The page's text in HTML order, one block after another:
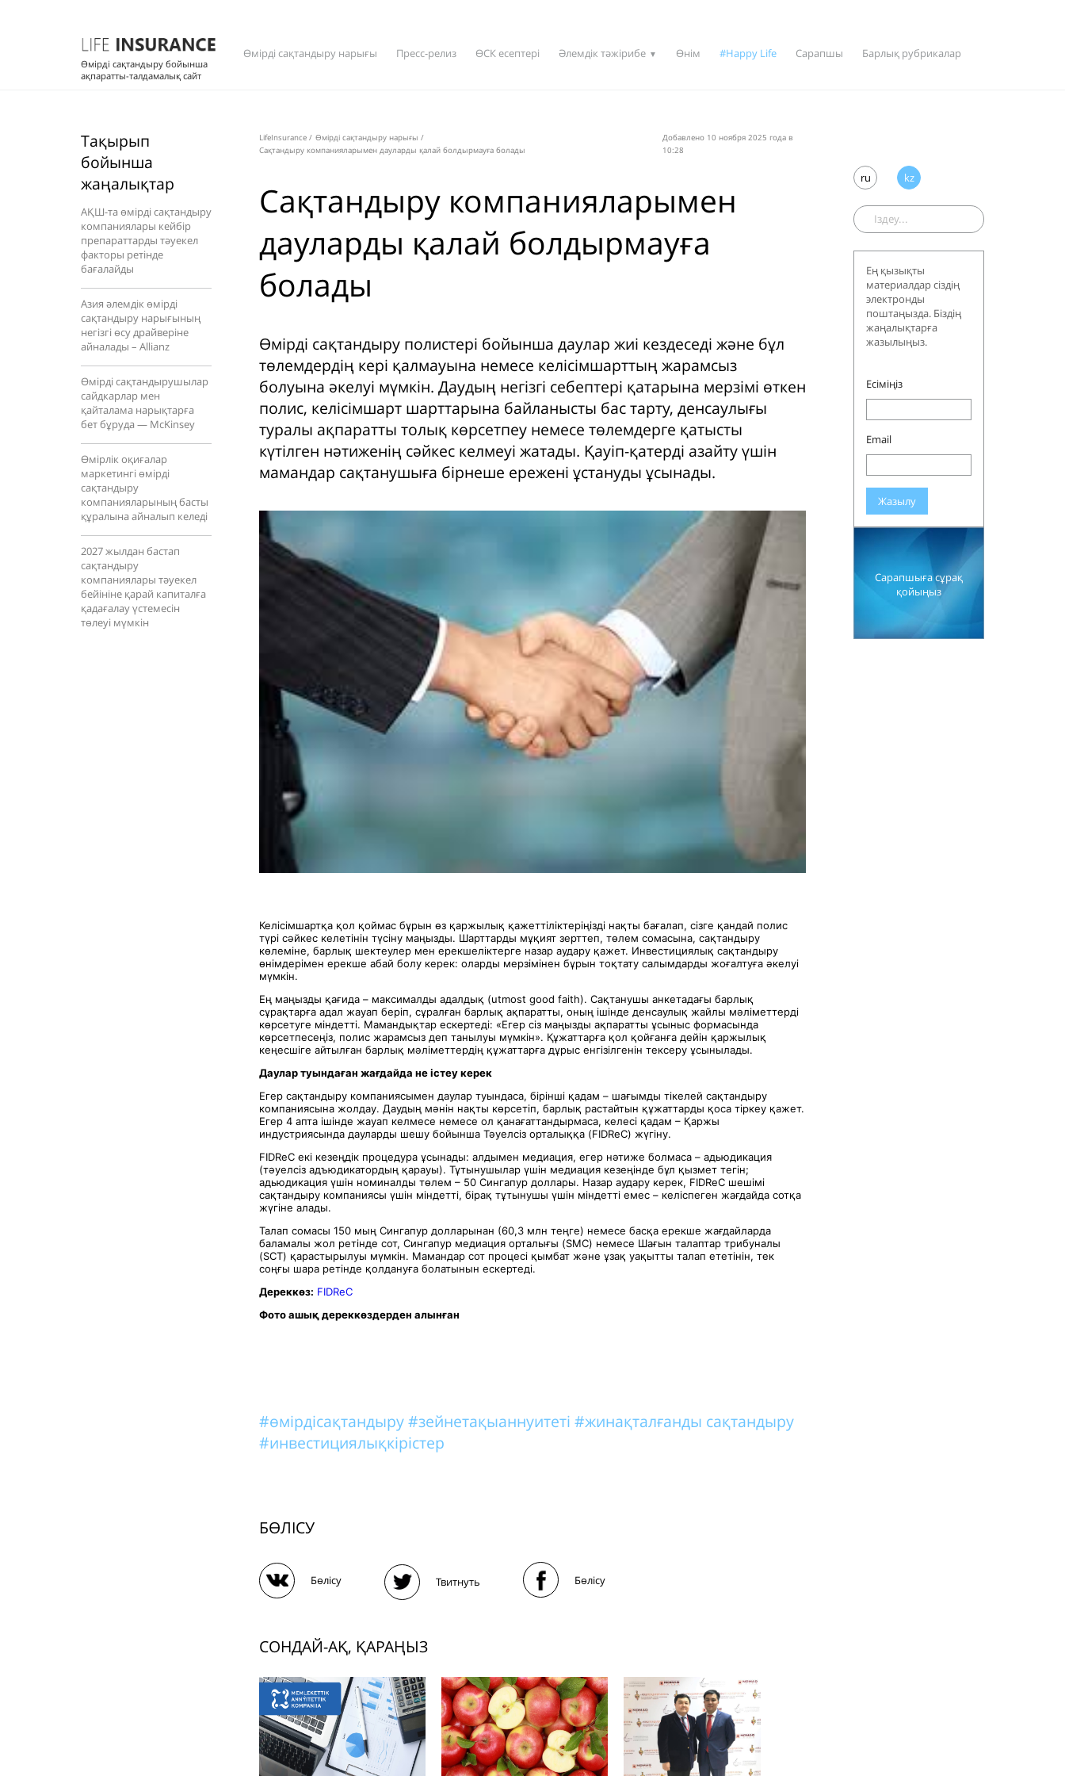
Өмірді сақтандыру бойынша
ақпаратты-талдамалық сайт
Өмірді сақтандыру нарығы Пресс-релиз ӨСК есептері Әлемдік тәжірибе ▼ Өнім #Happy Life Сарапшы Барлық рубрикалар
Тақырып
бойынша
жаңалықтар
АҚШ-та өмірді сақтандыру
компаниялары кейбір
препараттарды тәуекел
факторы ретінде
бағалайды
Азия әлемдік өмірді
сақтандыру нарығының
негізгі өсу драйверіне
айналады – Allianz
Өмірді сақтандырушылар
сайдкарлар мен
қайталама нарықтарға
бет бұруда — McKinsey
Өмірлік оқиғалар
маркетингі өмірді
сақтандыру
компанияларының басты
құралына айналып келеді
2027 жылдан бастап
сақтандыру
компаниялары тәуекел
бейініне қарай капиталға
қадағалау үстемесін
төлеуі мүмкін
LifeInsurance / Өмірді сақтандыру нарығы /
Сақтандыру компанияларымен дауларды қалай болдырмауға болады
Добавлено 10 ноября 2025 года в
10:28
Сақтандыру компанияларымен
дауларды қалай болдырмауға
болады
Өмірді сақтандыру полистері бойынша даулар жиі кездеседі және бұл
төлемдердің кері қалмауына немесе келісімшарттың жарамсыз
болуына әкелуі мүмкін. Даудың негізгі себептері қатарына мерзімі өткен
полис, келісімшарт шарттарына байланысты бас тарту, денсаулығы
туралы ақпаратты толық көрсетпеу немесе төлемдерге қатысты
күтілген нәтиженің сәйкес келмеуі жатады. Қауіп-қатерді азайту үшін
мамандар сақтанушыға бірнеше ережені ұстануды ұсынады.
Келісімшартқа қол қоймас бұрын өз қаржылық қажеттіліктеріңізді нақты бағалап, сізге қандай полис
түрі сәйкес келетінін түсіну маңызды. Шарттарды мұқият зерттеп, төлем сомасына, сақтандыру
көлеміне, барлық шектеулер мен ерекшеліктерге назар аудару қажет. Инвестициялық сақтандыру
өнімдерімен ерекше абай болу керек: оларды мерзімінен бұрын тоқтату салымдарды жоғалтуға әкелуі
мүмкін.
Ең маңызды қағида – максималды адалдық (utmost good faith). Сақтанушы анкетадағы барлық
сұрақтарға адал жауап беріп, сұралған барлық ақпаратты, оның ішінде денсаулық жайлы мәліметтерді
көрсетуге міндетті. Мамандықтар ескертеді: «Егер сіз маңызды ақпаратты ұсыныс формасында
көрсетпесеңіз, полис жарамсыз деп танылуы мүмкін». Құжаттарға қол қойғанға дейін қаржылық
кеңесшіге айтылған барлық мәліметтердің құжаттарға дұрыс енгізілгенін тексеру ұсынылады.
Даулар туындаған жағдайда не істеу керек
Егер сақтандыру компаниясымен даулар туындаса, бірінші қадам – шағымды тікелей сақтандыру
компаниясына жолдау. Даудың мәнін нақты көрсетіп, барлық растайтын құжаттарды қоса тіркеу қажет.
Егер 4 апта ішінде жауап келмесе немесе ол қанағаттандырмаса, келесі қадам – Қаржы
индустриясында дауларды шешу бойынша Тәуелсіз орталыққа (FIDReC) жүгіну.
FIDReC екі кезеңдік процедура ұсынады: алдымен медиация, егер нәтиже болмаса – адьюдикация
(тәуелсіз адъюдикатордың қарауы). Тұтынушылар үшін медиация кезеңінде бұл қызмет тегін;
адьюдикация үшін номиналды төлем – 50 Сингапур доллары. Назар аудару керек, FIDReC шешімі
сақтандыру компаниясы үшін міндетті, бірақ тұтынушы үшін міндетті емес – келіспеген жағдайда сотқа
жүгіне алады.
Талап сомасы 150 мың Сингапур долларынан (60,3 млн теңге) немесе басқа ерекше жағдайларда
баламалы жол ретінде сот, Сингапур медиация орталығы (SMC) немесе Шағын талаптар трибуналы
(SCT) қарастырылуы мүмкін. Мамандар сот процесі қымбат және ұзақ уақытты талап ететінін, тек
соңғы шара ретінде қолдануға болатынын ескертеді.
Дереккөз: FIDReC
Фото ашық дереккөздерден алынған
#өмірдісақтандыру#зейнетақыаннуитеті #жинақталғанды сақтандыру
#инвестициялықкірістер
БӨЛІСУ
Бөлісу Твитнуть Бөлісу
СОНДАЙ-АҚ, ҚАРАҢЫЗ
ru kz
Ең қызықты
материалдар сіздің
электронды
поштаңызда. Біздің
жаңалықтарға
жазылыңыз.
Есіміңіз
Email
Жазылу
Сарапшыға сұрақ
қойыңыз